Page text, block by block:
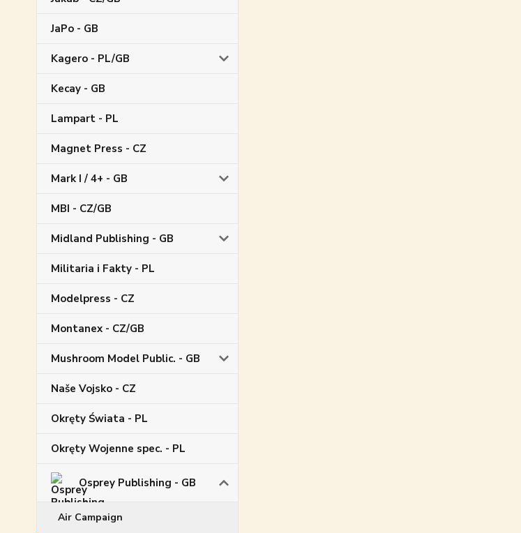
JaPo - GB
Kagero - PL/GB
Kecay - GB
Lampart - PL
Magnet Press - CZ
Mark I / 4+ - GB
MBI - CZ/GB
Midland Publishing - GB
Militaria i Fakty - PL
Modelpress - CZ
Montanex - CZ/GB
Mushroom Model Public. - GB
Naše Vojsko - CZ
Okręty Świata - PL
Okręty Wojenne spec. - PL
Osprey Publishing - GB
Air Campaign